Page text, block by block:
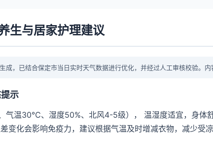
生与居家护理建议
成，已结合保定市当日实时天气数据进行优化，并经过人工审核校验。内
示
气温30℃、湿度50%、北风4-5级）， 温湿度适宜，身体
变化会影响免疫力，建议根据气温及时增减衣物，减少受凉